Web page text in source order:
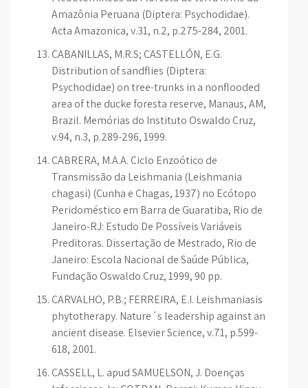
Amazônia Peruana (Diptera: Psychodidae).
Acta Amazonica, v.31, n.2, p.275-284, 2001.
CABANILLAS, M.R.S; CASTELLÓN, E.G.
Distribution of sandflies (Diptera:
Psychodidae) on tree-trunks in a nonflooded
area of the ducke foresta reserve, Manaus, AM,
Brazil. Memórias do Instituto Oswaldo Cruz,
v.94, n.3, p.289-296, 1999.
CABRERA, M.A.A. Ciclo Enzoótico de
Transmissão da Leishmania (Leishmania
chagasi) (Cunha e Chagas, 1937) no Ecótopo
Peridoméstico em Barra de Guaratiba, Rio de
Janeiro-RJ: Estudo De Possíveis Variáveis
Preditoras. Dissertação de Mestrado, Rio de
Janeiro: Escola Nacional de Saúde Pública,
Fundação Oswaldo Cruz, 1999, 90 pp.
CARVALHO, P.B.; FERREIRA, E.I. Leishmaniasis
phytotherapy. Nature´s leadership against an
ancient disease. Elsevier Science, v.71, p.599-
618, 2001.
CASSELL, L. apud SAMUELSON, J. Doenças